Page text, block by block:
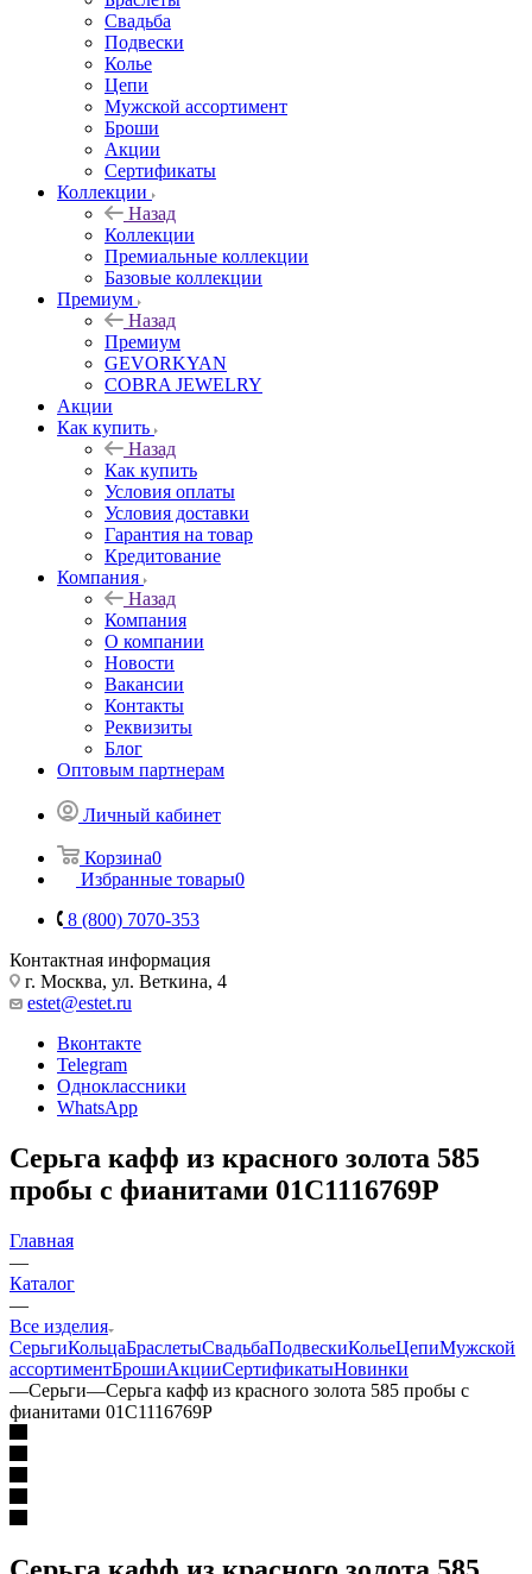
Свадьба
Подвески
Колье
Цепи
Мужской ассортимент
Броши
Акции
Сертификаты
Коллекции
Назад
Коллекции
Премиальные коллекции
Базовые коллекции
Премиум
Назад
Премиум
GEVORKYAN
COBRA JEWELRY
Акции
Как купить
Назад
Как купить
Условия оплаты
Условия доставки
Гарантия на товар
Кредитование
Компания
Назад
Компания
О компании
Новости
Вакансии
Контакты
Реквизиты
Блог
Оптовым партнерам
Личный кабинет
Корзина0
Избранные товары0
8 (800) 7070-353
Контактная информация
г. Москва, ул. Веткина, 4
estet@estet.ru
Вконтакте
Telegram
Одноклассники
WhatsApp
Серьга кафф из красного золота 585
пробы с фианитами 01С1116769Р
Главная
—
Каталог
—
Все изделия
СерьгиКольцаБраслетыСвадьбаПодвескиКольеЦепиМужской
ассортиментБрошиАкцииСертификатыНовинки
—Серьги—Серьга кафф из красного золота 585 пробы с
фианитами 01С1116769Р